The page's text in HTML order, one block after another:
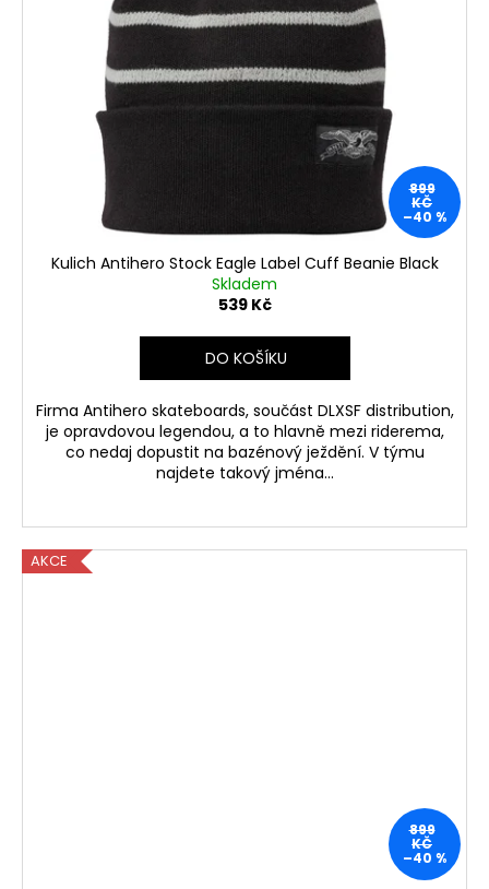
899
KČ
–40 %
Kulich Antihero Stock Eagle Label Cuff Beanie Black
Skladem
539 Kč
DO KOŠÍKU
Firma Antihero skateboards, součást DLXSF distribution,
je opravdovou legendou, a to hlavně mezi riderema,
co nedaj dopustit na bazénový ježdění. V týmu
najdete takový jména...
AKCE
899
KČ
–40 %